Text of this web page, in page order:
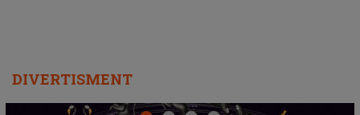
DIVERTISMENT